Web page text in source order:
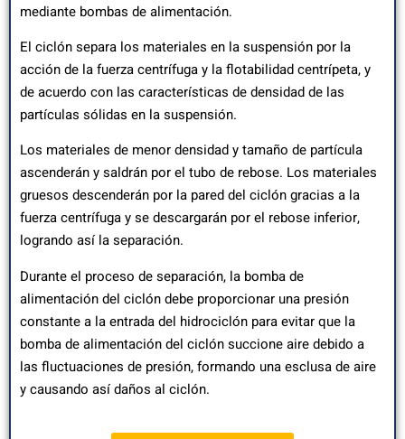
mediante bombas de alimentación.
El ciclón separa los materiales en la suspensión por la
acción de la fuerza centrífuga y la flotabilidad centrípeta, y
de acuerdo con las características de densidad de las
partículas sólidas en la suspensión.
Los materiales de menor densidad y tamaño de partícula
ascenderán y saldrán por el tubo de rebose. Los materiales
gruesos descenderán por la pared del ciclón gracias a la
fuerza centrífuga y se descargarán por el rebose inferior,
logrando así la separación.
Durante el proceso de separación, la bomba de
alimentación del ciclón debe proporcionar una presión
constante a la entrada del hidrociclón para evitar que la
bomba de alimentación del ciclón succione aire debido a
las fluctuaciones de presión, formando una esclusa de aire
y causando así daños al ciclón.